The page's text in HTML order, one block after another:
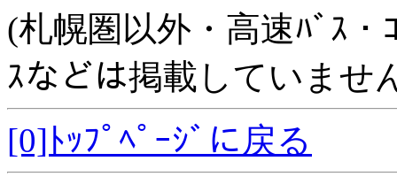
(札幌圏以外・高速ﾊﾞｽ・
ｽなどは掲載していませ
[0]ﾄｯﾌﾟﾍﾟｰｼﾞに戻る